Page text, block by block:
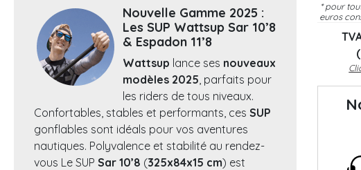
Nouvelle Gamme 2025 :
Les SUP Wattsup Sar 10’8
& Espadon 11’8
Wattsup lance ses nouveaux
modèles 2025, parfaits pour
les riders de tous niveaux.
Confortables, stables et performants, ces SUP
gonflables sont idéals pour vos aventures
nautiques. Polyvalence et stabilité au rendez-
vous Le SUP Sar 10’8 (325x84x15 cm) est
* pour
euros